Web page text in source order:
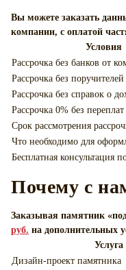
Вы можете заказать
компании, с оплатой
Условия
Рассрочка без банков от
Рассрочка без поручителей
Рассрочка без справок о
Рассрочка 0% без переплат
Срок рассмотрения
Что необходимо для
Бесплатная консультация
Почему с
Заказывая памятник
руб. на дополнительных
Услуга
Дизайн-проект памятника